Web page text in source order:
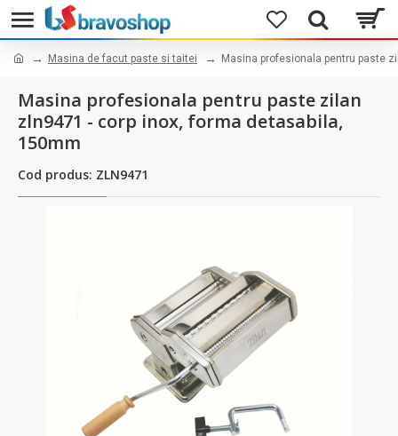
Masina de facut paste si taitei Masina profesionala pentru paste
Masina profesionala pentru paste zilan
zln9471 - corp inox, forma detasabila,
150mm
Cod produs: ZLN9471